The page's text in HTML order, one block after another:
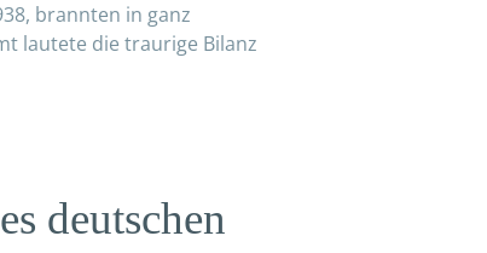
brannten in ganz
lautete die traurige Bilanz
deutschen